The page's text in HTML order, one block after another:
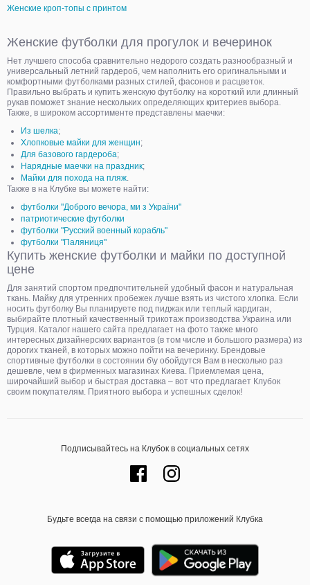
Женские кроп-топы с принтом
Женские футболки для прогулок и вечеринок
Нет лучшего способа сравнительно недорого создать разнообразный и
универсальный летний гардероб, чем наполнить его оригинальными и
комфортными футболками разных стилей, фасонов и расцветок.
Правильно выбрать и купить женскую футболку на короткий или длинный
рукав поможет знание нескольких определяющих критериев выбора.
Также, в широком ассортименте представлены маечки:
Из шелка;
Хлопковые майки для женщин;
Для базового гардероба;
Нарядные маечки на праздник;
Майки для похода на пляж.
Также в на Клубке вы можете найти:
футболки "Доброго вечора, ми з України"
патриотические футболки
футболки "Русский военный корабль"
футболки "Паляниця"
Купить женские футболки и майки по доступной
цене
Для занятий спортом предпочтительней удобный фасон и натуральная
ткань. Майку для утренних пробежек лучше взять из чистого хлопка. Если
носить футболку Вы планируете под пиджак или теплый кардиган,
выбирайте плотный качественный трикотаж производства Украина или
Турция. Каталог нашего сайта предлагает на фото также много
интересных дизайнерских вариантов (в том числе и большого размера) из
дорогих тканей, в которых можно пойти на вечеринку. Брендовые
спортивные футболки в состоянии б\у обойдутся Вам в несколько раз
дешевле, чем в фирменных магазинах Киева. Приемлемая цена,
широчайший выбор и быстрая доставка – вот что предлагает Клубок
своим покупателям. Приятного выбора и успешных сделок!
Подписывайтесь на Клубок в социальных сетях
Будьте всегда на связи с помощью приложений Клубка